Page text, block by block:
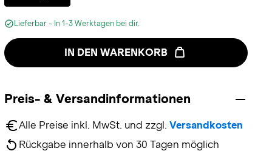
Lieferbar - In 1-3 Werktagen bei dir.
IN DEN WARENKORB
Preis- & Versandinformationen
Alle Preise inkl. MwSt. und zzgl. Versandkosten
Rückgabe innerhalb von 30 Tagen möglich